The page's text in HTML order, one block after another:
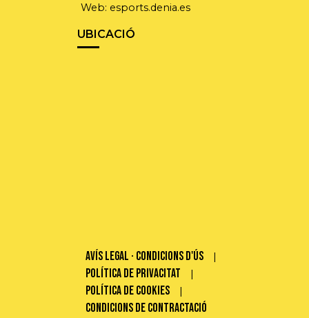
Web: esports.denia.es
UBICACIÓ
Avís legal · Condicions d'ús
Política de privacitat
Política de cookies
Condicions de contractació